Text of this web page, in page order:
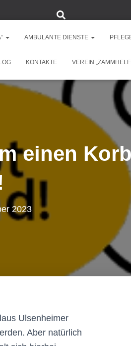
AMBULANTE DIENSTE
KONTAKTE VEREIN
einen Korb
2023
Ulsenheimer
Aber natürlich